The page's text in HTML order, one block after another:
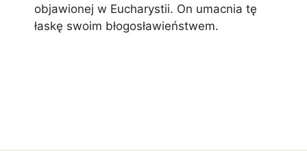
objawionej w Eucharystii. On umacnia tę
łaskę swoim błogosławieństwem.